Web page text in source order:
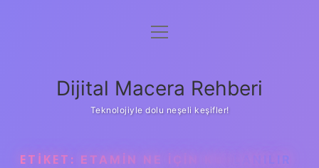
Anasayfa
Yasal Uyarı
menüyü
Dijital Macera Rehberi
Teknolojiyle dolu neşeli keşifler!
ETIKET: ETAMIN NE IÇIN KULLANILIR